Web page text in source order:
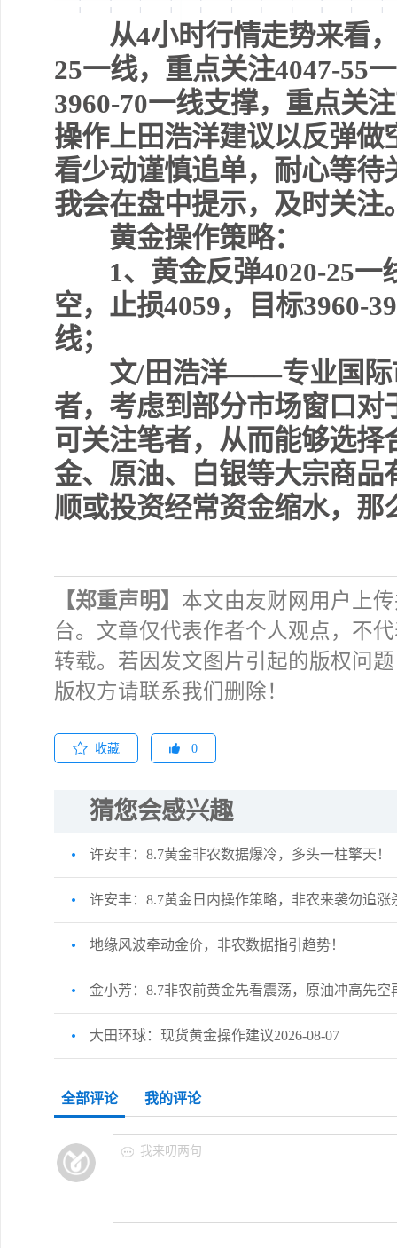
从4小时行情走势来看，
25一线，重点关注4047-55
3960-70一线支撑，重点关
操作上田浩洋建议以反弹
看少动谨慎追单，耐心等
我会在盘中提示，及时关注
黄金操作策略：
1、黄金反弹4020-25一
空，止损4059，目标3960-
线；
文/田浩洋——专业国际
者，考虑到部分市场窗口
可关注笔者，从而能够选
金、原油、白银等大宗商
顺或投资经常资金缩水，
【郑重声明】 本文由友财网用户上
台。文章仅代表作者个人观点，不
转载。若因发文图片引起的版权问
版权方请联系我们删除！
收藏 0
猜您会感兴趣
许安丰：8.7黄金非农数据爆冷，多头一柱擎天！
许安丰：8.7黄金日内操作策略，非农来袭勿追涨
地缘风波牵动金价，非农数据指引趋势！
金小芳：8.7非农前黄金先看震荡，原油冲高先空
大田环球：现货黄金操作建议2026-08-07
全部评论 我的评论
我来叨两句